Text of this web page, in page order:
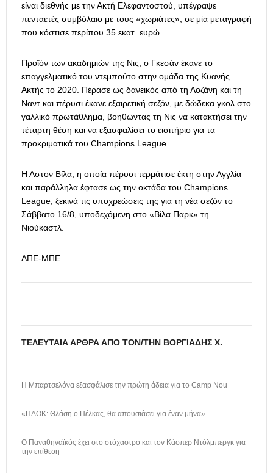
είναι διεθνής με την Ακτή Ελεφαντοστού, υπέγραψε
πενταετές συμβόλαιο με τους «χωριάτες», σε μία μεταγραφή
που κόστισε περίπου 35 εκατ. ευρώ.
Προϊόν των ακαδημιών της Νις, ο Γκεσάν έκανε το
επαγγελματικό του ντεμπούτο στην ομάδα της Κυανής
Ακτής το 2020. Πέρασε ως δανεικός από τη Λοζάνη και τη
Ναντ και πέρυσι έκανε εξαιρετική σεζόν, με δώδεκα γκολ στο
γαλλικό πρωτάθλημα, βοηθώντας τη Νις να κατακτήσει την
τέταρτη θέση και να εξασφαλίσει το εισιτήριο για τα
προκριματικά του Champions League.
Η Αστον Βίλα, η οποία πέρυσι τερμάτισε έκτη στην Αγγλία
και παράλληλα έφτασε ως την οκτάδα του Champions
League, ξεκινά τις υποχρεώσεις της για τη νέα σεζόν το
Σάββατο 16/8, υποδεχόμενη στο «Βίλα Παρκ» τη
Νιούκαστλ.
ΑΠΕ-ΜΠΕ
ΤΕΛΕΥΤΑΊΑ ΆΡΘΡΑ ΑΠΌ ΤΟΝ/ΤΗΝ ΒΟΡΓΙΆΔΗΣ Χ.
Η Μπαρτσελόνα εξασφάλισε την πρώτη άδεια για το Camp Nou
«ΠΑΟΚ: Θλάση ο Πέλκας, θα απουσιάσει για έναν μήνα»
Ο Παναθηναϊκός έχει στο στόχαστρο και τον Κάσπερ Ντόλμπεργκ για
την επίθεση